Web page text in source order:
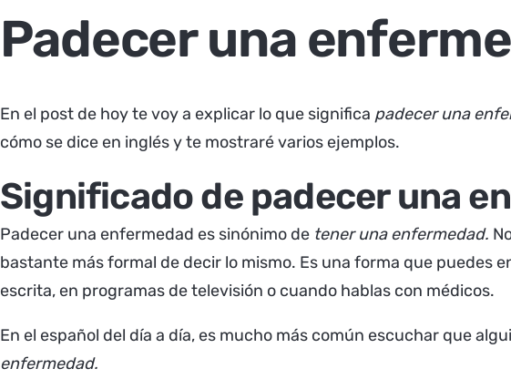
Padecer una
En el post de hoy te voy a explicar lo que significa padecer una
cómo se dice en inglés y te mostraré varios ejemplos.
Significado de padecer una
Padecer una enfermedad es sinónimo de tener una enfermedad.
bastante más formal de decir lo mismo. Es una forma que puedes
escrita, en programas de televisión o cuando hablas con médicos.
En el español del día a día, es mucho más común escuchar que
enfermedad.